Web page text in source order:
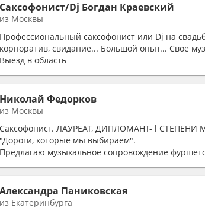
Саксофонист/Dj Богдан Краевский
из Москвы
Профессиональный саксофонист или Dj на
корпоратив, свидание... Большой опыт... Своё
Выезд в область
Николай Федорков
из Москвы
Саксофонист. ЛАУРЕАТ, ДИПЛОМАНТ- l СТЕПЕНИ
"Дороги, которые мы выбираем".
Предлагаю музыкальное сопровождение
Александра Паниковская
из Екатеринбурга